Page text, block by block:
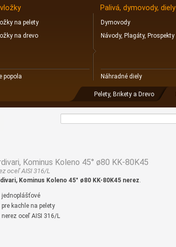
na pelety
na drevo
popola
Palivá, dymovody, diely
Dymovody
Náhradné diely
Pelety, Brikety a Drevo
Návody, Plagáty, Prospekty
Kominus Koleno 45° ø80 KK-80K45
oceľ AISI 316/L
Kominus Koleno 45° ø80 KK-80K45 nerez.
jednoplášťové
pre kachle na pelety
nerez oceľ AISI 316/L